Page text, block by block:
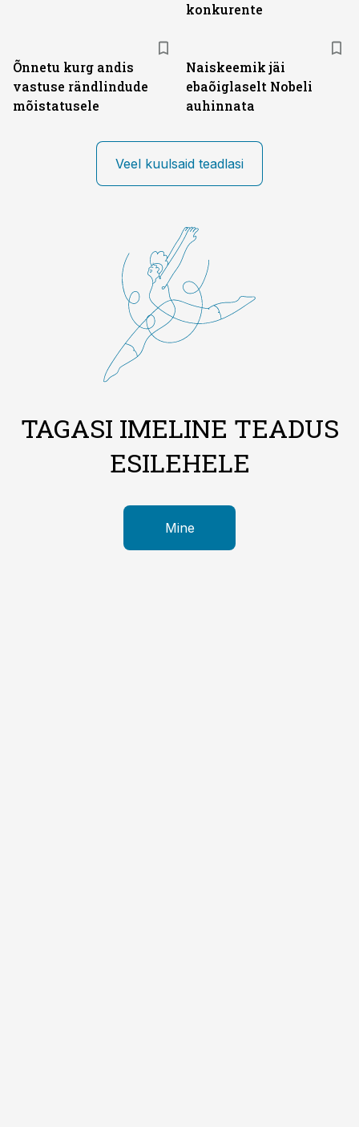
konkurente
Õnnetu kurg andis
vastuse rändlindude
mõistatusele
Naiskeemik jäi
ebaõiglaselt Nobeli
auhinnata
Veel kuulsaid teadlasi
TAGASI IMELINE TEADUS
ESILEHELE
Mine